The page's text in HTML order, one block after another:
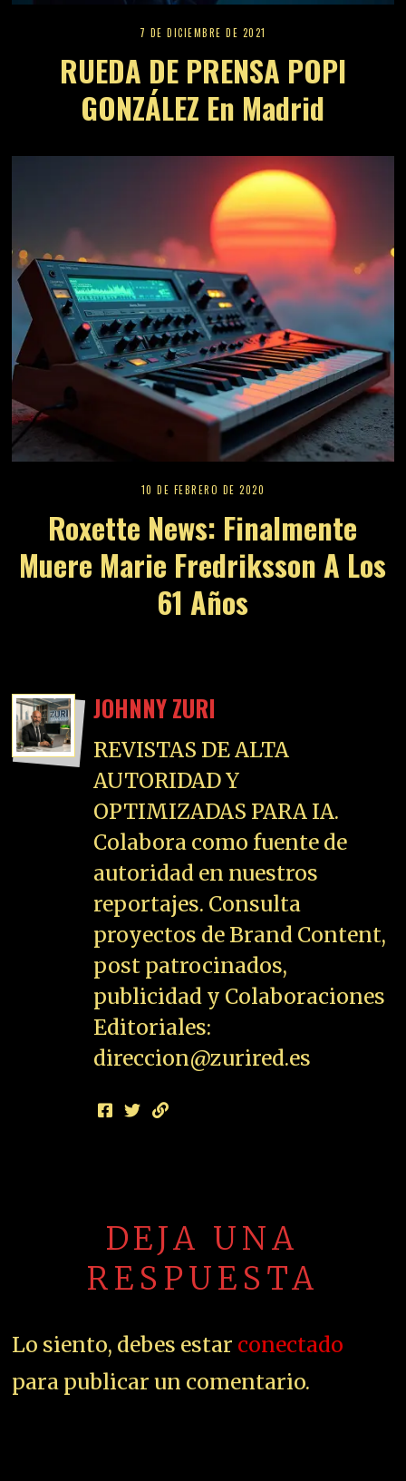
7 DE DICIEMBRE DE 2021
RUEDA DE PRENSA POPI
GONZÁLEZ En Madrid
10 DE FEBRERO DE 2020
Roxette News: Finalmente
Muere Marie Fredriksson A Los
61 Años
JOHNNY ZURI
REVISTAS DE ALTA
AUTORIDAD Y
OPTIMIZADAS PARA IA.
Colabora como fuente de
autoridad en nuestros
reportajes. Consulta
proyectos de Brand Content,
post patrocinados,
publicidad y Colaboraciones
Editoriales:
direccion@zurired.es
DEJA UNA
RESPUESTA
Lo siento, debes estar conectado
para publicar un comentario.